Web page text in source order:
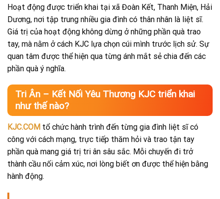
Hoạt động được triển khai tại xã Đoàn Kết, Thanh Miện, Hải
Dương, nơi tập trung nhiều gia đình có thân nhân là liệt sĩ.
Giá trị của hoạt động không dừng ở những phần quà trao
tay, mà nằm ở cách KJC lựa chọn cúi mình trước lịch sử. Sự
quan tâm được thể hiện qua từng ánh mắt sẻ chia đến các
phần quà ý nghĩa.
Tri Ân – Kết Nối Yêu Thương KJC triển khai
như thế nào?
KJC.COM tổ chức hành trình đến từng gia đình liệt sĩ có
công với cách mạng, trực tiếp thăm hỏi và trao tận tay
phần quà mang giá trị tri ân sâu sắc. Mỗi chuyến đi trở
thành cầu nối cảm xúc, nơi lòng biết ơn được thể hiện bằng
hành động.